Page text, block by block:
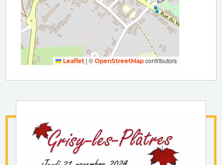
Leaflet | ©OpenStreetMap contributors